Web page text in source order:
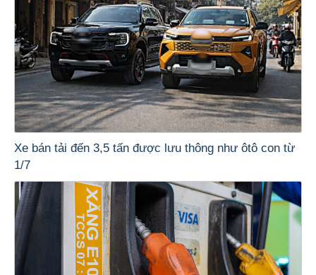
Xe bán tải đến 3,5 tấn được lưu thông như ôtô con từ
1/7